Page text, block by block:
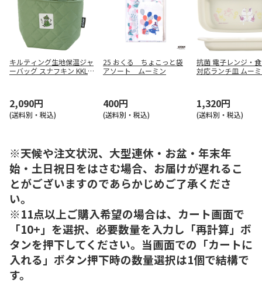
キルティング生地保温ジャ
ーバッグ スナフキン KKLB
2,090円
(送料別・税込)
25 おくる ちょこっと袋
アソート ムーミン
400円
(送料別・税込)
抗菌 電子レンジ・
対応ランチ皿 ムー
1,320円
(送料別・税込)
※天候や注文状況、大型連休・お盆・年末年
始・土日祝日をはさむ場合、お届けが遅れるこ
とがございますのであらかじめご了承くださ
い。
※11点以上ご購入希望の場合は、カート画面で
「10+」を選択、必要数量を入力し「再計算」ボ
タンを押下してください。当画面での「カートに
入れる」ボタン押下時の数量選択は1個で結構で
す。